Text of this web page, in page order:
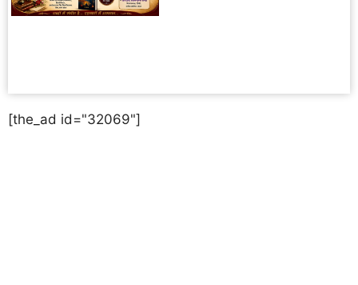
[the_ad id="32069"]